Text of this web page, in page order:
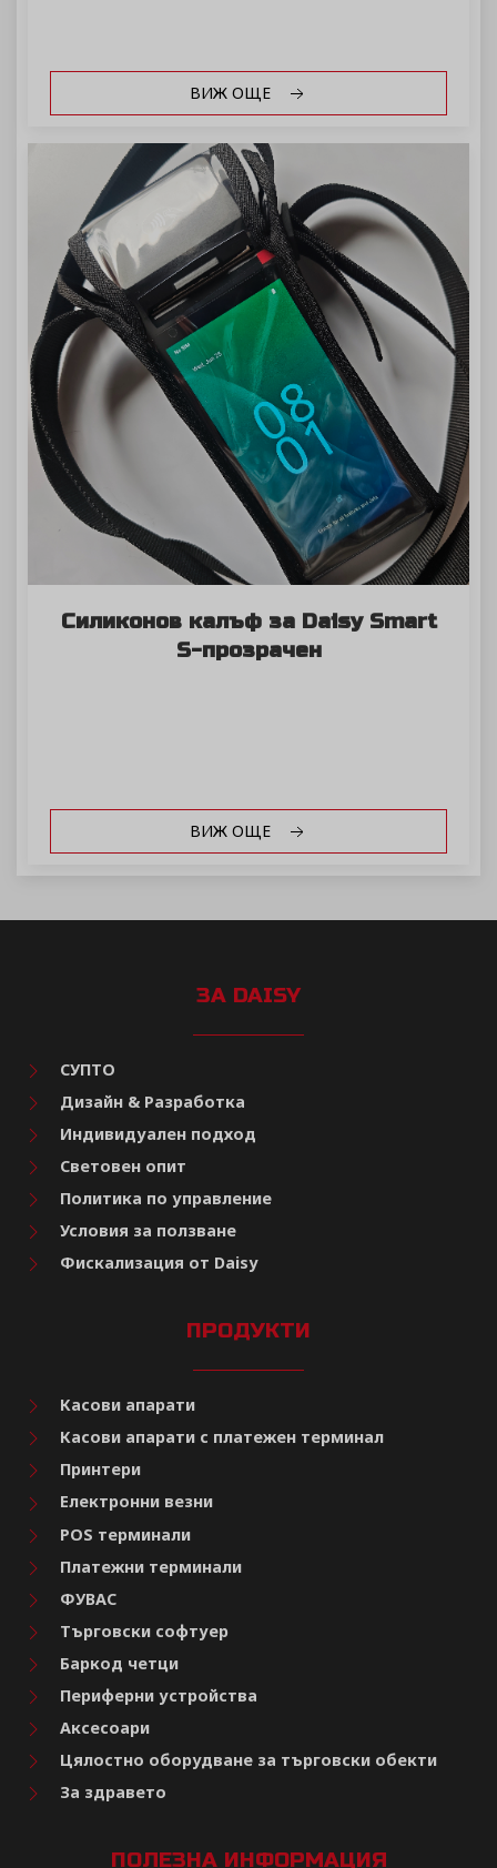
ВИЖ ОЩЕ
Силиконов калъф за Daisy Smart
S-прозрачен
ВИЖ ОЩЕ
ЗА DAISY
СУПТО
Дизайн & Разработка
Индивидуален подход
Световен опит
Политика по управление
Условия за ползване
Фискализация от Daisy
ПРОДУКТИ
Касови апарати
Касови апарати с платежен терминал
Принтери
Електронни везни
POS терминали
Платежни терминали
ФУВАС
Търговски софтуер
Баркод четци
Периферни устройства
Аксесоари
Цялостно оборудване за търговски обекти
За здравето
ПОЛЕЗНА ИНФОРМАЦИЯ